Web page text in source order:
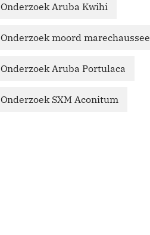
Onderzoek Aruba Kwihi
Onderzoek moord marechaussee
Onderzoek Aruba Portulaca
Onderzoek SXM Aconitum